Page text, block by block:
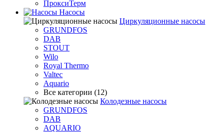
ПроксиТерм
Насосы
Циркуляционные насосы
GRUNDFOS
DAB
STOUT
Wilo
Royal Thermo
Valtec
Aquario
Все категории (12)
Колодезные насосы
GRUNDFOS
DAB
AQUARIO